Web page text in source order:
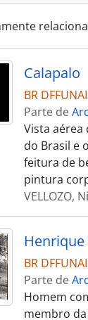
Calapalo
BR
Parte de
Vista aérea
do Brasil e
feitura de
pintura
VELLOZO,
BR
Parte de
Homem
membro